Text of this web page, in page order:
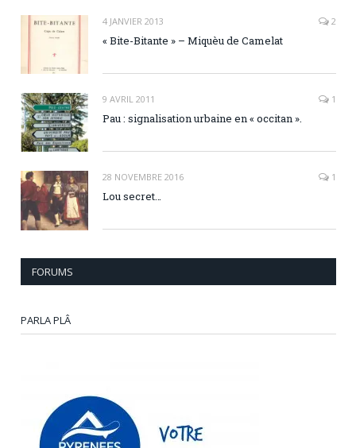
4 JANVIER 2013 2
« Bite-Bitante » – Miquèu de Camelat
9 AVRIL 2011 1
Pau : signalisation urbaine en « occitan ».
28 NOVEMBRE 2016 1
Lou secret…
FORUMS
PARLA PLÂ